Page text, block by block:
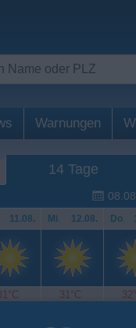
Warnungen
14 Tage
11.08. Mi. 12.08. Do.
31°C